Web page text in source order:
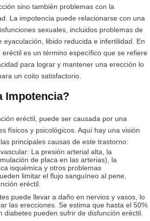
sino también problemas con la
La impotencia puede relacionarse con una
sexuales, incluidos problemas de
eyaculación, libido reducida e infertilidad. En
es un término específico que se refiere
para lograr y mantener una erección lo
un coito satisfactorio.
Impotencia?
eréctil, puede ser causada por una
físicos y psicológicos. Aquí hay una visión
principales causas de este trastorno:
La presión arterial alta, la
de placa en las arterias), la
isquémica y otros problemas
limitar el flujo sanguíneo al pene,
eréctil.
puede llevar a daño en nervios y vasos, lo
las erecciones. Se estima que hasta el 50%
diabetes pueden sufrir de disfunción eréctil.